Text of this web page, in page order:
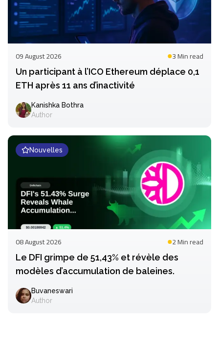
09 August 2026 3 Minread
Un participant à l’ICO Ethereum déplace 0,1
ETH après 11 ans d’inactivité
Kanishka Bothra
Author
Nouvelles
08 August 2026 2 Minread
Le DFI grimpe de 51,43% et révèle des
modèles d’accumulation de baleines.
Buvaneswari
Author